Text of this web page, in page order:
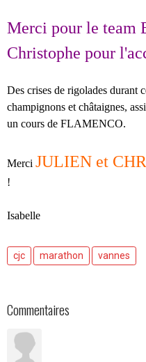
Merci pour le team
Christophe pour
Des crises de rigolades durant
champignons et châtaignes,
un cours de FLAMENCO.
Merci JULIEN et
!
Isabelle
cjc marathon vannes
Commentaires